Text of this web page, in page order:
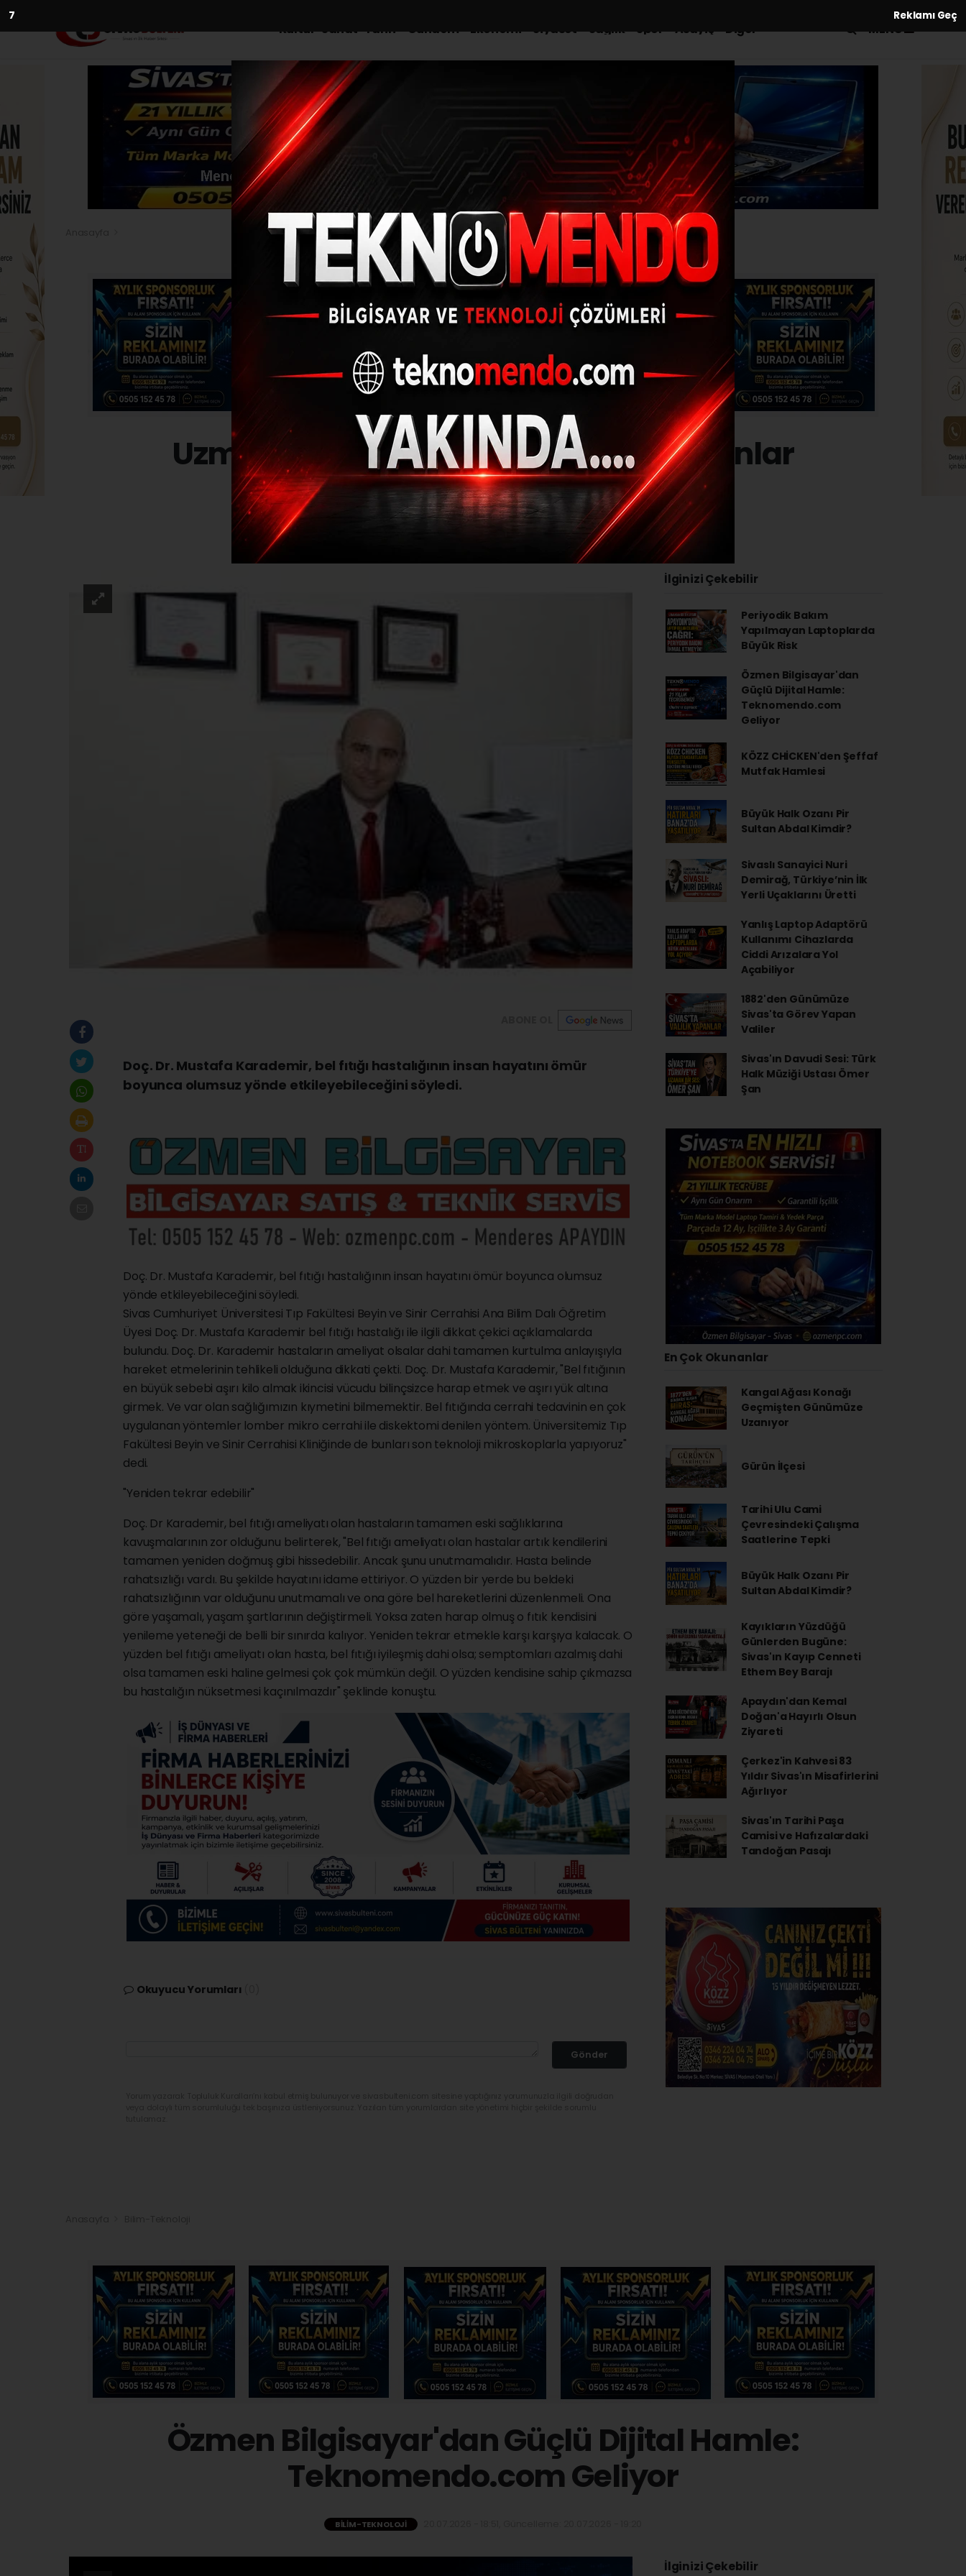
5 Reklamı Geç
Kültür-Sanat-Tarih Gündem Ekonomi Siyaset Sağlık Spor Asayiş Diğer MENÜ
Uzmanı uyardı: Bel fıtığı ameliyatı olanlar
dikkat
07.06.2021 - 12:38, Güncelleme: 07.06.2021 - 12:38
Doç. Dr. Mustafa Karademir, bel fıtığı hastalığının insan hayatını ömür
boyunca olumsuz yönde etkileyebileceğini söyledi.
Doç. Dr. Mustafa Karademir, bel fıtığı hastalığının insan hayatını ömür boyunca olumsuz
yönde etkileyebileceğini söyledi.
Sivas Cumhuriyet Üniversitesi Tıp Fakültesi Beyin ve Sinir Cerrahisi Ana Bilim Dalı Öğretim
Üyesi Doç. Dr. Mustafa Karademir bel fıtığı hastalığı ile ilgili dikkat çekici açıklamalarda
bulundu. Doç. Dr. Karademir hastaların ameliyat olsalar dahi tamamen kurtulma anlayışıyla
hareket etmelerinin tehlikeli olduğuna dikkati çekti. Doç. Dr. Mustafa Karademir, "Bel fıtığının
en büyük sebebi aşırı kilo almak ikincisi vücudu bilinçsizce harap etmek ve aşırı yük altına
girmek. Ve var olan sağlığımızın kıymetini bilmemektir. Bel fıtığında cerrahi tedavinin en çok
uygulanan yöntemler lomber mikro cerrahi ile diskektomi denilen yöntem. Üniversitemiz Tıp
Fakültesi Beyin ve Sinir Cerrahisi Kliniğinde de bunları son teknoloji mikroskoplarla yapıyoruz"
dedi.
"Yeniden tekrar edebilir"
Doç. Dr Karademir, bel fıtığı ameliyatı olan hastaların tamamen eski sağlıklarına
kavuşmalarının zor olduğunu belirterek, "Bel fıtığı ameliyatı olan hastalar artık kendilerini
tamamen yeniden doğmuş gibi hissedebilir. Ancak şunu unutmamalıdır. Hasta belinde
rahatsızlığı vardı. Bu şekilde hayatını idame ettiriyor. O yüzden bir yerde bu beldeki
rahatsızlığının var olduğunu unutmamalı ve ona göre bel hareketlerini düzenlenmeli. Ona
göre yaşamalı, yaşam şartlarının değiştirmeli. Yoksa zaten harap olmuş o fıtık kendisini
yenileme yeteneği de belli bir sınırda kalıyor. Yeniden tekrar etmekle karşı karşıya kalacak. O
yüzden bel fıtığı ameliyatı olan hasta, bel fıtığı iyileşmiş dahi olsa; semptomları azalmış dahi
olsa tamamen eski haline gelmesi çok çok mümkün değil. O yüzden kendisine sahip çıkmazsa
bu hastalığın nüksetmesi kaçınılmazdır" şeklinde konuştu.
Okuyucu Yorumları
Gönder
İlginizi Çekebilir
Periyodik Bakım
Yapılmayan Laptoplarda
Büyük Risk
Özmen Bilgisayar'dan
Güçlü Dijital Hamle:
Teknomendo.com
Geliyor
KÖZZ CHİCKEN'den Şeffaf
Mutfak Hamlesi
Büyük Halk Ozanı Pir
Sultan Abdal Kimdir?
Sivaslı Sanayici Nuri
Demirağ, Türkiye’nin İlk
Yerli Uçaklarını Üretti
Yanlış Laptop Adaptörü
Kullanımı Cihazlarda
Ciddi Arızalara Yol
Açabiliyor
1882'den Günümüze
Sivas'ta Görev Yapan
Valiler
Sivas'ın Davudi Sesi: Türk
Halk Müziği Ustası Ömer
Şan
En Çok Okunanlar
Kangal Ağası Konağı
Geçmişten Günümüze
Uzanıyor
Gürün İlçesi
Tarihi Ulu Cami
Çevresindeki Çalışma
Saatlerine Tepki
Büyük Halk Ozanı Pir
Sultan Abdal Kimdir?
Kayıkların Yüzdüğü
Günlerden Bugüne:
Sivas'ın Kayıp Cenneti
Ethem Bey Barajı
Apaydın'dan Kemal
Doğan'a Hayırlı Olsun
Ziyareti
Çerkez'in Kahvesi 83
Yıldır Sivas'ın Misafirlerini
Ağırlıyor
Sivas'ın Tarihi Paşa
Camisi ve Hafızalardaki
Tandoğan Pasajı
Özmen Bilgisayar'dan Güçlü Dijital Hamle:
Teknomendo.com Geliyor
BILIM-TEKNOLOJI
İlginizi Çekebilir